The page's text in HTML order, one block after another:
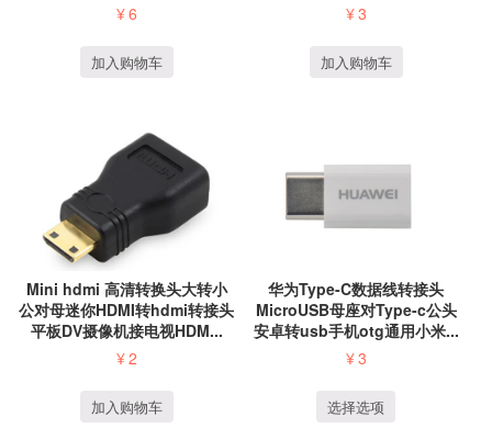
¥6
加入购物车
¥3
加入购物车
Mini hdmi 高清转换头大转小
公对母迷你HDMI转hdmi转接头
平板DV摄像机接电视HDM...
¥2
加入购物车
华为Type-C数据线转接头
MicroUSB母座对Type-c公头
安卓转usb手机otg通用小米...
¥3
选择选项